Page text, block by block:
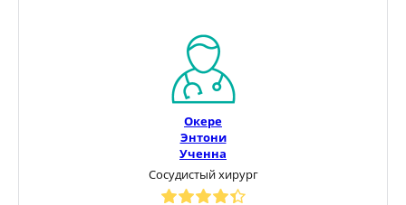
Окере
Энтони
Ученна
Сосудистый хирург